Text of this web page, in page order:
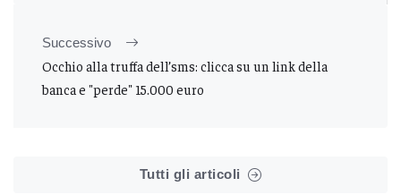
Successivo
Occhio alla truffa dell’sms: clicca su un link della
banca e "perde" 15.000 euro
Tutti gli articoli